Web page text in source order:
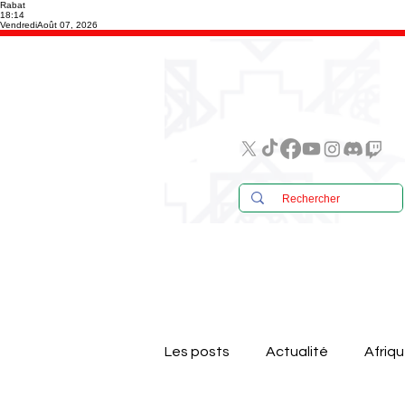
Rabat
18:14
VendrediAoût 07, 2026
Les posts Actualité